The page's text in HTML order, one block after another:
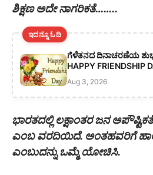
ಶಿಕ್ಷಣ ಅದೇ ನಾಗರಿಕತೆ……..
ಇದನ್ನೂ ಓದಿ
ಗೆಳೆತನದ ದಿನಾಚರಣೆಯ
HAPPY FRIENDSHIP
Aug 3, 2026
ಭಾರತದಲ್ಲಿ ಲಕ್ಷಾಂತರ ಜನ
ಎಂಬ ವರದಿಯಿದೆ. ಅಂತಹವರಿಗೆ
ಎಂಬುದನ್ನು ಒಮ್ಮೆ ಯೋಚಿಸಿ.